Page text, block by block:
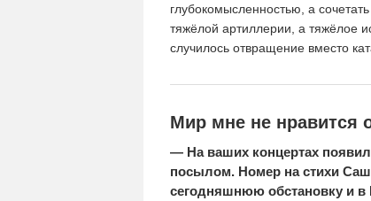
глубокомысленностью, а
тяжёлой артиллерии, а тяжёлое
случилось отвращение вместо
Мир мне не нравится
— На ваших концертах
посылом. Номер на стихи
сегодняшнюю обстановку и в